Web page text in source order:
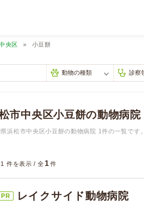
央区 小豆餅
市中央区小豆餅の動物病院
浜松市中央区小豆餅の動物病院 1件の一覧です。
件を表示 / 全 1 件
PR レイクサイド動物病院